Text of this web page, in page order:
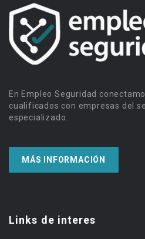
En Empleo Seguridad
cualificados con empresas del
especializado.
MÁS INFORMACIÓN
Links de interes